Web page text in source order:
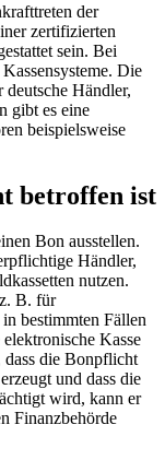
der
zertifizierten
sein. Bei
Die
Händler,
gibt es eine
beispielsweise
betroffen ist
Bon ausstellen.
Händler,
nutzen.
B. für
bestimmten Fällen
Kasse
dass die Bonpflicht
und dass die
wird, kann er
Finanzbehörde